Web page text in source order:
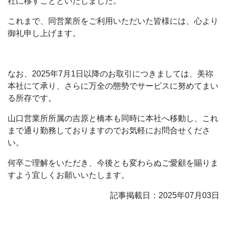
これまで、同営業所をご利用いただいた皆様には、心より
御礼申し上げます。
なお、2025年7月1日以降のお取引につきましては、美祢
本社にて承り、さらに万全の態勢でサービスに努めてまい
る所存です。
山口営業所所属の吉原と橋本も同時に本社へ移動し、これ
まで通り勤務しておりますのでお気軽にお問合せくださ
い。
何卒ご理解をいただき、今後とも変わらぬご愛顧を賜りま
すよう宜しくお願いいたします。
記事掲載日：2025年07月03日